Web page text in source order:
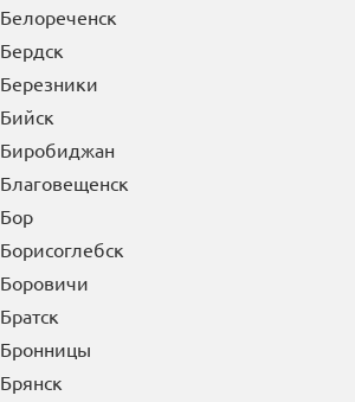
Белореченск
Бердск
Березники
Бийск
Биробиджан
Благовещенск
Бор
Борисоглебск
Боровичи
Братск
Бронницы
Брянск